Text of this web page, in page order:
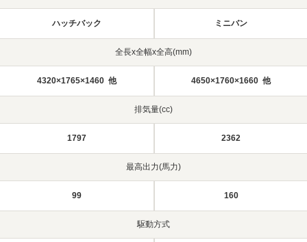
ハッチバック ミニバン
全長x全幅x全高(mm)
4320×1765×1460 他 4650×1760×1660 他
排気量(cc)
1797 2362
最高出力(馬力)
99 160
駆動方式